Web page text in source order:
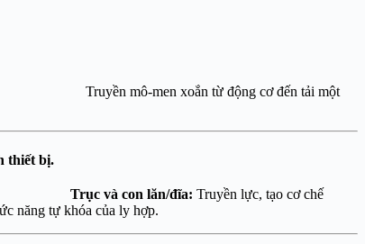
xoắn từ động cơ đến tải một
thiết bị.
Trục và con lăn/đĩa: Truyền lực, tạo cơ chế
năng tự khóa của ly hợp.